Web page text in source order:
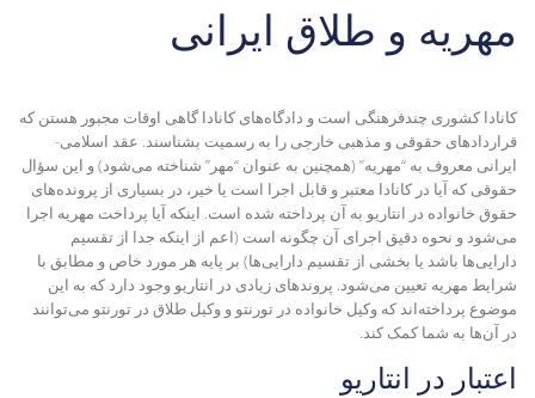
مهریه و طلاق ایرانی
کانادا کشوری چندفرهنگی است و دادگاه‌های کانادا گاهی اوقات مجبور هستن که
قراردادهای حقوقی و مذهبی خارجی را به رسمیت بشناسند. عقد اسلامی-
ایرانی معروف به “مهریه” (همچنین به عنوان “مهر” شناخته می‌شود) و این سؤال
حقوقی که آیا در کانادا معتبر و قابل اجرا است یا خیر، در بسیاری از پرونده‌های
حقوق خانواده در انتاریو به آن پرداخته شده است. اینکه آیا پرداخت مهریه اجرا
می‌شود و نحوه دقیق اجرای آن چگونه است (اعم از اینکه جدا از تقسیم
دارایی‌ها باشد یا بخشی از تقسیم دارایی‌ها) بر پایه هر مورد خاص و مطابق با
شرایط مهریه تعیین می‌شود. پروندهای زیادی در انتاریو وجود دارد که به این
موضوع پرداخته‌اند که وکیل خانواده در تورنتو و وکیل طلاق در تورنتو می‌توانند
در آن‌ها به شما کمک کند.
اعتبار در انتاریو